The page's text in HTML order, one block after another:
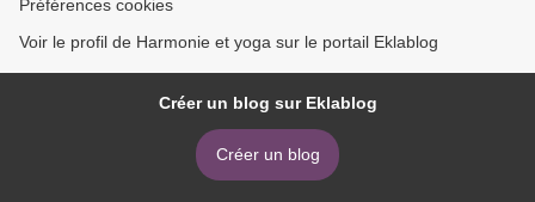
Préférences cookies
Voir le profil de Harmonie et yoga sur le portail Eklablog
Créer un blog sur Eklablog
Créer un blog